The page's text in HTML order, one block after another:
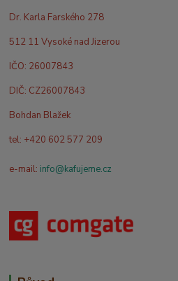
Dr. Karla Farského 278
512 11 Vysoké nad Jizerou
IČO: 26007843
DIČ: CZ26007843
Bohdan Blažek
tel: +420 602 577 209
e-mail: info@kafujeme.cz